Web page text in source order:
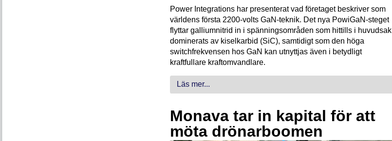
Power Integrations har presenterat vad företaget beskriver som
världens första 2200-volts GaN-teknik. Det nya PowiGaN-steget
flyttar galliumnitrid in i spänningsområden som hittills i huvudsak
dominerats av kiselkarbid (SiC), samtidigt som den höga
switchfrekvensen hos GaN kan utnyttjas även i betydligt
kraftfullare kraftomvandlare.
Läs mer...
Monava tar in kapital för att
möta drönarboomen